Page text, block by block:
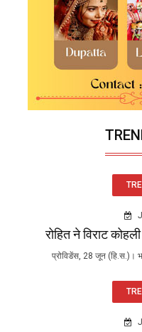
रोहित ने विराट
प्रोविडेंस, 28 जून (हि.स.)।